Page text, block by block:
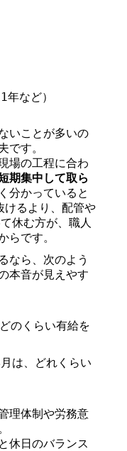
など）
いことが多いの
です。
場の工程に合わ
期集中して取ら
分かっていると
けるより、配管や
休む方が、職人
らです。
なら、次のよう
本音が見えやす
のくらい有給を
は、どれくらい
理体制や労務意
休日のバランス